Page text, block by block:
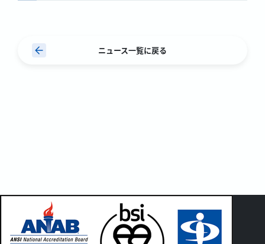
ニュース一覧に戻る